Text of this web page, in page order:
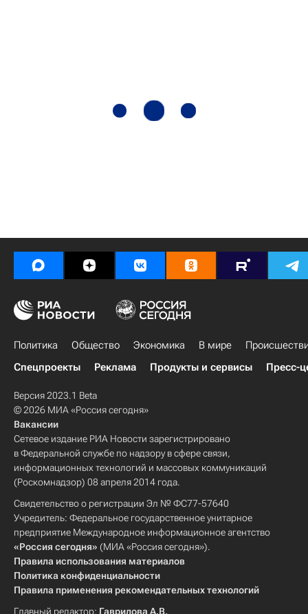
Политика Общество Экономика В мире
Спецпроекты
Реклама Продукты и сервисы Пресс-
Версия 2023.1 Beta
© 2026 МИА «Россия сегодня»
Вакансии
Сетевое издание РИА Новости зарегистрировано
в Федеральной службе по надзору в сфере связи,
информационных технологий и массовых коммуникаций
(Роскомнадзор) 08 апреля 2014 года.
Свидетельство о регистрации Эл № ФС77-57640
Учредитель: Федеральное государственное унитарное
предприятие Международное информационное агентство
«Россия сегодня» (МИА «Россия сегодня»).
Правила использования материалов
Политика конфиденциальности
Правила применения рекомендательных технологий
Главный редактор: Гаврилова А.В.